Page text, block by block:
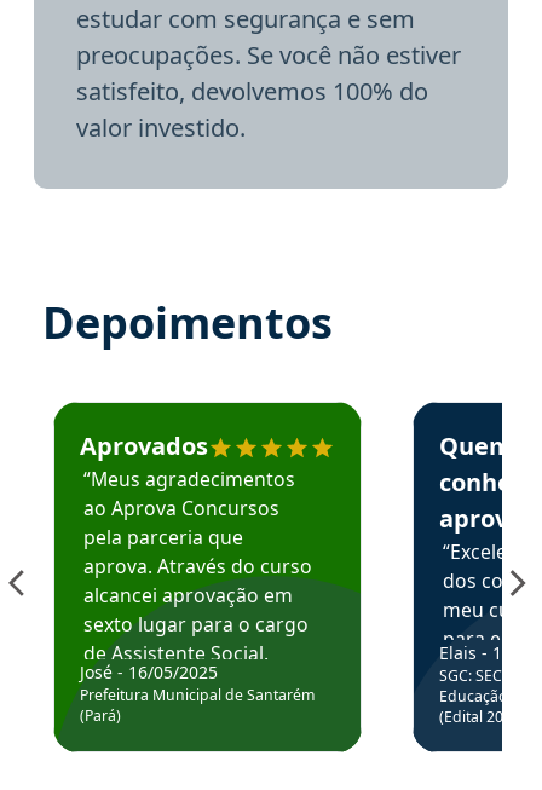
estudar com segurança e sem
preocupações. Se você não estiver
satisfeito, devolvemos 100% do
valor investido.
Depoimentos
Estudante José recomenda o Aprova Concursos em
Aprovados
“Meus agradecimentos
ao Aprova Concursos
pela parceria que
aprova. Através do curso
alcancei aprovação em
sexto lugar para o cargo
de Assistente Social.
Hoje estou atuando na
Prefeitura de Santarém.
José - 16/05/2025
Prefeitura Municipal de Santarém
(Pará)
Estudante
Quem
aprova
dos
meu
para
colocar
através
de
Elais - 15/
SGC: SEC BA
Educação
(Edital